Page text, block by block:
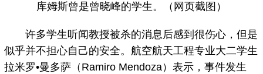
库姆斯曾是曾晓峰的学生。（网页截图）
许多学生听闻教授被杀的消息后感到很伤心，但是
似乎并不担心自己的安全。航空航天工程专业大二学生
拉米罗•曼多萨（Ramiro Mendoza）表示，事件发生